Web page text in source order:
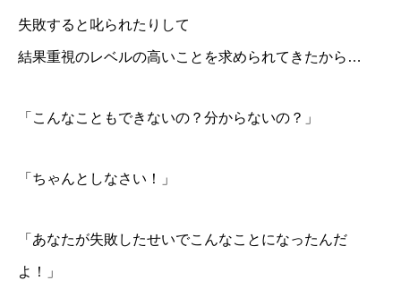
失敗すると叱られたりして
結果重視のレベルの高いことを求められてきたから…
「こんなこともできないの？分からないの？」
「ちゃんとしなさい！」
「あなたが失敗したせいでこんなことになったんだ
よ！」